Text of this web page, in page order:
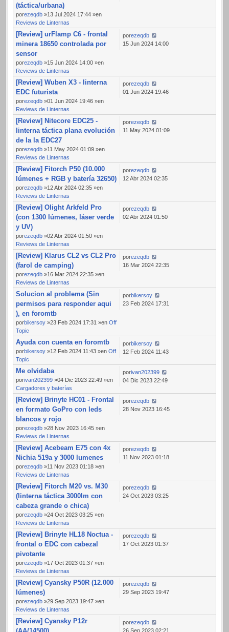
(táctica/urbana)
porezeqdb »13 Jul 2024 17:44 »en
Reviews de Linternas
[Review] urFlamp C6 - frontal
minera 18650 controlada por
sensor
porezeqdb »15 Jun 2024 14:00 »en
Reviews de Linternas
porezeqdb
15 Jun 2024 14:00
[Review] Wuben X3 - linterna
EDC futurista
porezeqdb »01 Jun 2024 19:46 »en
Reviews de Linternas
porezeqdb
01 Jun 2024 19:46
[Review] Nitecore EDC25 -
linterna táctica plana evolución
de la la EDC27
porezeqdb »11 May 2024 01:09 »en
Reviews de Linternas
porezeqdb
11 May 2024 01:09
[Review] Fitorch P50 (10.000
lúmenes + RGB y batería 32650)
porezeqdb »12 Abr 2024 02:35 »en
Reviews de Linternas
porezeqdb
12 Abr 2024 02:35
[Review] Olight Arkfeld Pro
(con 1300 lúmenes, láser verde
y UV)
porezeqdb »02 Abr 2024 01:50 »en
Reviews de Linternas
porezeqdb
02 Abr 2024 01:50
[Review] Klarus CL2 vs CL2 Pro
(farol de camping)
porezeqdb »16 Mar 2024 22:35 »en
Reviews de Linternas
porezeqdb
16 Mar 2024 22:35
Solucion al problema (Sin
permisos para responder aqui
), en foromtb
porbikersoy »23 Feb 2024 17:31 »en Off
Topic
porbikersoy
23 Feb 2024 17:31
Ayuda con cuenta en foromtb
porbikersoy »12 Feb 2024 11:43 »en Off
Topic
porbikersoy
12 Feb 2024 11:43
Me olvidaba
porivan202399 »04 Dic 2023 22:49 »en
Cargadores y baterías
porivan202399
04 Dic 2023 22:49
[Review] Brinyte HC01 - Frontal
en formato GoPro con leds
blancos y rojo
porezeqdb »28 Nov 2023 16:45 »en
Reviews de Linternas
porezeqdb
28 Nov 2023 16:45
[Review] Acebeam E75 con 4x
Nichia 519a y 3000 lumenes
porezeqdb »11 Nov 2023 01:18 »en
Reviews de Linternas
porezeqdb
11 Nov 2023 01:18
[Review] Fitorch M20 vs. M30
(linterna táctica 3000lm con
cabeza grande o chica)
porezeqdb »24 Oct 2023 03:25 »en
Reviews de Linternas
porezeqdb
24 Oct 2023 03:25
[Review] Brinyte HL18 Noctua -
frontal o EDC con cabezal
pivotante
porezeqdb »17 Oct 2023 01:37 »en
Reviews de Linternas
porezeqdb
17 Oct 2023 01:37
[Review] Cyansky P50R (12.000
lúmenes)
porezeqdb »29 Sep 2023 19:47 »en
Reviews de Linternas
porezeqdb
29 Sep 2023 19:47
[Review] Cyansky P12r
(AA/14500)
porezeqdb
26 Sep 2023 02:21